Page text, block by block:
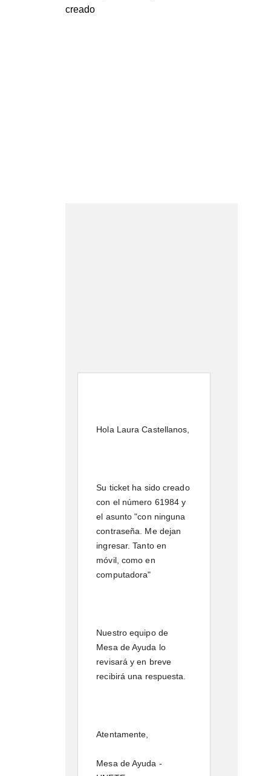
creado
Hola Laura Castellanos,
Su ticket ha sido creado
con el número 61984 y
el asunto "con ninguna
contraseña. Me dejan
ingresar. Tanto en
móvil, como en
computadora"
Nuestro equipo de
Mesa de Ayuda lo
revisará y en breve
recibirá una respuesta.
Atentamente,
Mesa de Ayuda -